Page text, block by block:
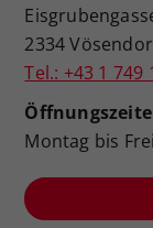
2334
Tel.: +43 1 749
Montag bis